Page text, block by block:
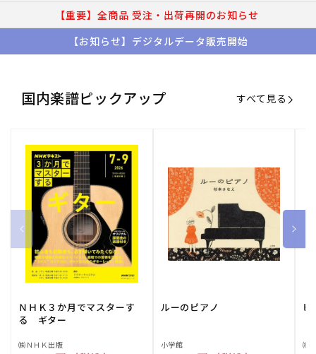
【重要】全商品 受注・出荷再開のお知らせ
【お知らせ】デジタルデータ販売開始
国内楽譜ピックアップ すべて見る
ＮＨＫ３か月でマスターす
る ギター
販
㈱ＮＨＫ出版
ルーのピアノ
販
小学館
ピ
販㈱